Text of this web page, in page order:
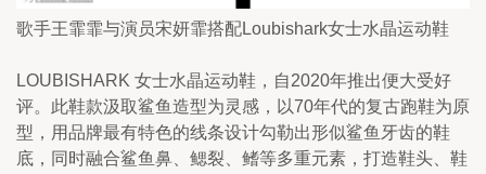
歌手王霏霏与演员宋妍霏搭配Loubishark女士水晶运动鞋
LOUBISHARK 女士水晶运动鞋，自2020年推出便大受好
评。此鞋款汲取鲨鱼造型为灵感，以70年代的复古跑鞋为原
型，用品牌最有特色的线条设计勾勒出形似鲨鱼牙齿的鞋
底，同时融合鲨鱼鼻、鳃裂、鳍等多重元素，打造鞋头、鞋